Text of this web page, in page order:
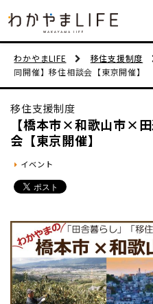
イ
移
人
市
移
動
わかやまLIFE 移住支援制度
同開催】移住相談会【東京開催】
移住支援制度
【橋本市×和歌山市×
会【東京開催】
イベント